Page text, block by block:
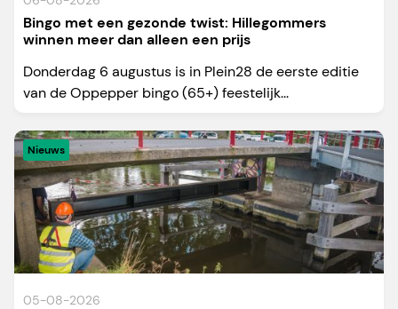
Bingo met een gezonde twist: Hillegommers
winnen meer dan alleen een prijs
Donderdag 6 augustus is in Plein28 de eerste editie
van de Oppepper bingo (65+) feestelijk...
Nieuws
05-08-2026